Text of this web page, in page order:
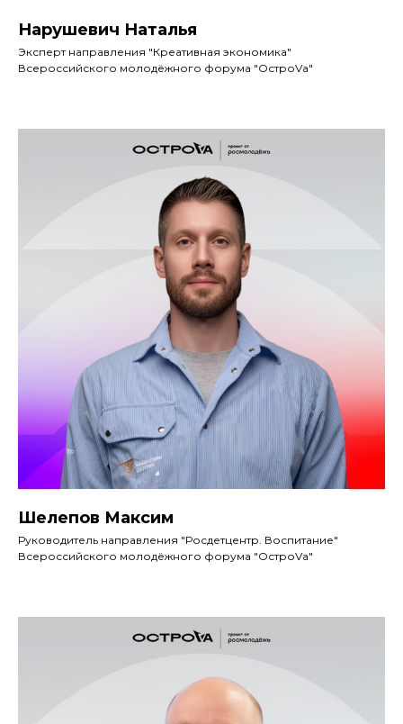
Нарушевич Наталья
Эксперт направления "Креативная экономика"
Всероссийского молодёжного форума "ОстроVа"
Шелепов Максим
Руководитель направления "Росдетцентр. Воспитание"
Всероссийского молодёжного форума "ОстроVа"